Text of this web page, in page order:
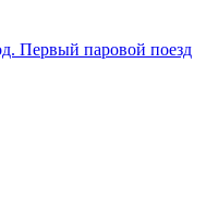
Первый паровой поезд